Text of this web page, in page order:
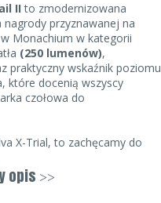
II to zmodernizowana
przyznawanej na
Monachium w kategorii
(250 lumenów),
praktyczny wskaźnik poziomu
które docenią wszyscy
czołowa do
X-Trial, to zachęcamy do
wersja znanej i lubianej
autdoorowy. Jest idealna dla
opis >>